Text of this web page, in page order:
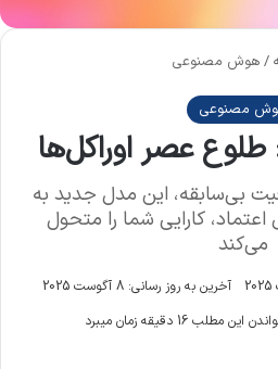
/ هوش مصنوعی
مصنوعی
بی‌سابقه، این مدل جدید به
کارایی شما را متحول
می‌کند
آخرین به روز رسانی: 8 آگوست 2025
این مطلب 16 دقیقه زمان میبرد